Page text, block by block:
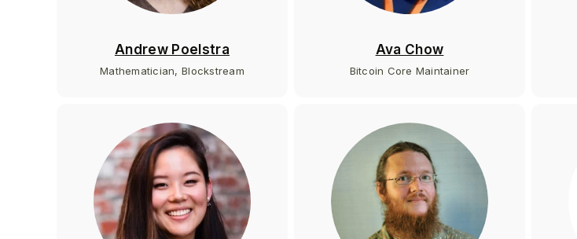
Andrew Poelstra
Mathematician, Blockstream
Ava Chow
Bitcoin Core Maintainer